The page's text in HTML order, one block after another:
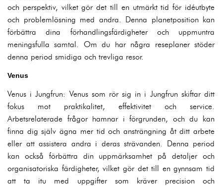
och perspektiv, vilket gör det till en utmärkt tid för idéutbyte
och problemlösning med andra. Denna planetposition kan
förbättra dina förhandlingsfärdigheter och uppmuntra
meningsfulla samtal. Om du har några reseplaner stöder
denna period smidiga och trevliga resor.
Venus
Venus i Jungfrun: Venus som rör sig in i Jungfrun skiftar ditt
fokus mot praktikalitet, effektivitet och service.
Arbetsrelaterade frågor hamnar i förgrunden, och du kan
finna dig själv ägna mer tid och ansträngning åt ditt arbete
eller att assistera andra i deras strävanden. Denna period
kan också förbättra din uppmärksamhet på detaljer och
organisatoriska färdigheter, vilket gör det till en gynnsam tid
att ta itu med uppgifter som kräver precision och